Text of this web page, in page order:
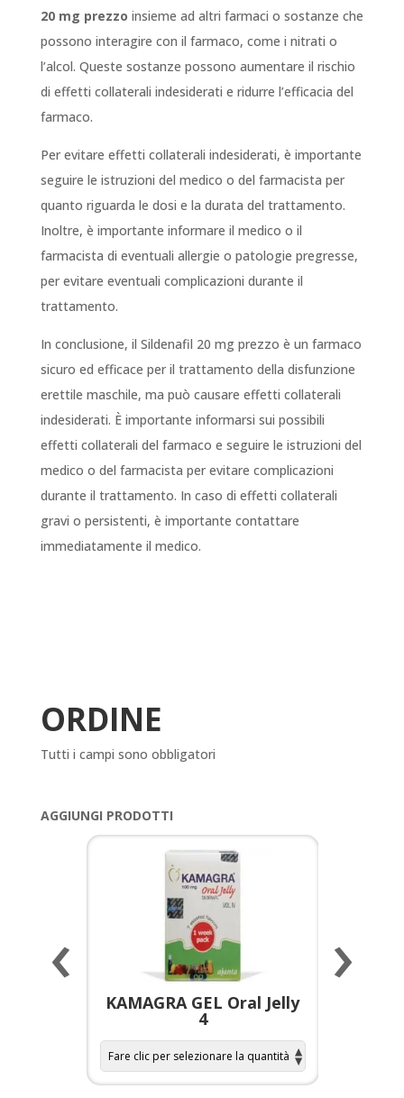
20 mg prezzo insieme ad altri farmaci o sostanze che
possono interagire con il farmaco, come i nitrati o
l’alcol. Queste sostanze possono aumentare il rischio
di effetti collaterali indesiderati e ridurre l’efficacia del
farmaco.
Per evitare effetti collaterali indesiderati, è importante
seguire le istruzioni del medico o del farmacista per
quanto riguarda le dosi e la durata del trattamento.
Inoltre, è importante informare il medico o il
farmacista di eventuali allergie o patologie pregresse,
per evitare eventuali complicazioni durante il
trattamento.
In conclusione, il Sildenafil 20 mg prezzo è un farmaco
sicuro ed efficace per il trattamento della disfunzione
erettile maschile, ma può causare effetti collaterali
indesiderati. È importante informarsi sui possibili
effetti collaterali del farmaco e seguire le istruzioni del
medico o del farmacista per evitare complicazioni
durante il trattamento. In caso di effetti collaterali
gravi o persistenti, è importante contattare
immediatamente il medico.
ORDINE
Tutti i campi sono obbligatori
AGGIUNGI PRODOTTI
KAMAGRA GEL Oral Jelly
4
‹ ›